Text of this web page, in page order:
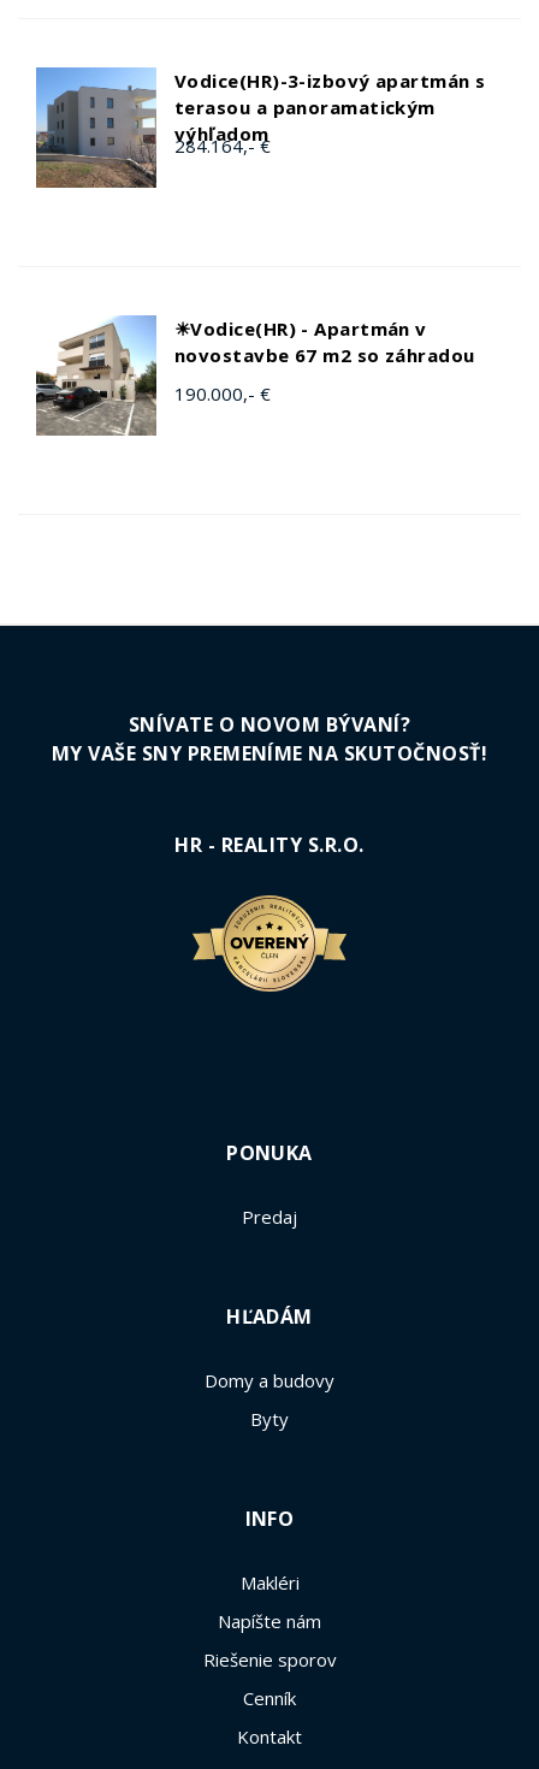
Vodice(HR)-3-izbový apartmán s
terasou a panoramatickým
výhľadom
284.164,- €
☀Vodice(HR) - Apartmán v
novostavbe 67 m2 so záhradou
190.000,- €
SNÍVATE O NOVOM BÝVANÍ?
MY VAŠE SNY PREMENÍME NA SKUTOČNOSŤ!
HR - REALITY S.R.O.
PONUKA
Predaj
HĽADÁM
Domy a budovy
Byty
INFO
Makléri
Napíšte nám
Riešenie sporov
Cenník
Kontakt